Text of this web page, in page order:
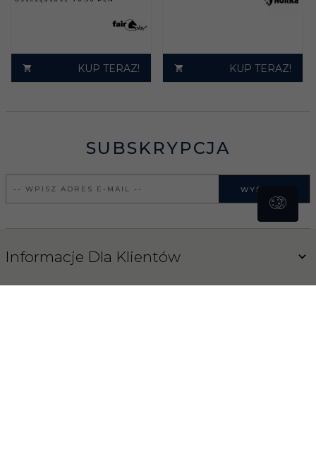
KUP TERAZ! KUP TERAZ!
SUBSKRYPCJA
WYŚLIJ
Informacje Dla Klientów